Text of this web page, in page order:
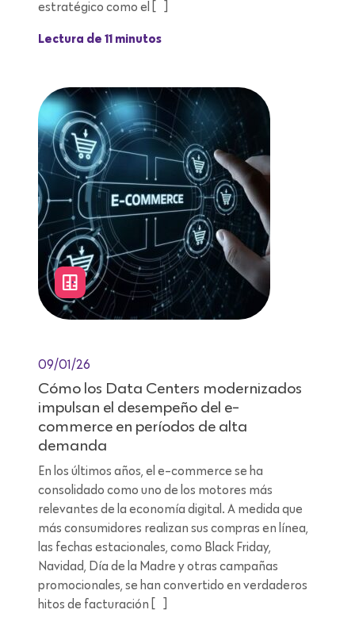
estratégico como el […]
Lectura de 11 minutos
09/01/26
Cómo los Data Centers modernizados
impulsan el desempeño del e-
commerce en períodos de alta
demanda
En los últimos años, el e-commerce se ha
consolidado como uno de los motores más
relevantes de la economía digital. A medida que
más consumidores realizan sus compras en línea,
las fechas estacionales, como Black Friday,
Navidad, Día de la Madre y otras campañas
promocionales, se han convertido en verdaderos
hitos de facturación […]